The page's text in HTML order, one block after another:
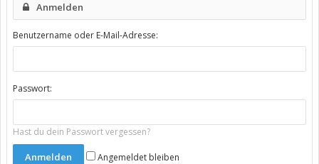
Anmelden
Benutzername oder E-Mail-Adresse:
Passwort:
Hast du dein Passwort vergessen?
Angemeldet bleiben